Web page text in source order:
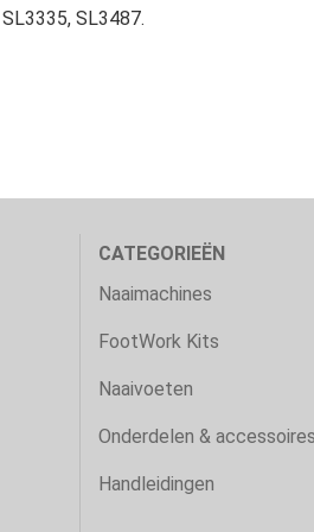
SL3487.
CATEGORIEËN
Naaimachines
FootWork Kits
Naaivoeten
Onderdelen & accessoires
Handleidingen